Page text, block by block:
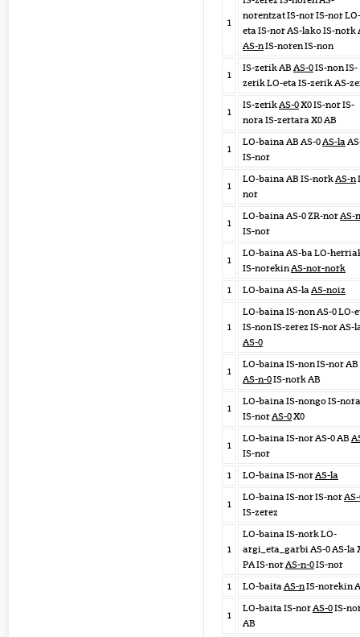
1
norentzat IS-nor IS-nor LO-
eta IS-nor AS-lako IS-nork
AS-nIS-noren IS-non
1
IS-zerik AB AS-0IS-non IS-
zerik LO-eta IS-zerik AS-
1
IS-zerikAS-0X0 IS-nor IS-
nora IS-zertara X0 AB
1
LO-baina AB AS-0AS-la
IS-nor
1
LO-baina AB IS-norkAS-n
nor
1
LO-baina AS-0 ZR-norAS-
IS-nor
1
LO-baina AS-ba LO-
IS-norekinAS-nor-nork
1
LO-baina AS-laAS-noiz
1
LO-baina IS-non AS-0 LO-
IS-non IS-zerez IS-nor AS-
AS-0
1
LO-baina IS-non IS-nor AB
AS-n-0IS-nork AB
1
LO-baina IS-nongo IS-nora
IS-norAS-0X0
1
LO-baina IS-nor AS-0 AB
IS-nor
1
LO-baina IS-norAS-la
1
LO-baina IS-nor IS-nor
IS-zerez
1
LO-baina IS-nork LO-
argi_eta_garbi AS-0 AS-la
PA IS-norAS-n-0IS-nor
1
LO-baitaAS-nIS-norekin
1
LO-baita IS-norAS-0IS-
AB